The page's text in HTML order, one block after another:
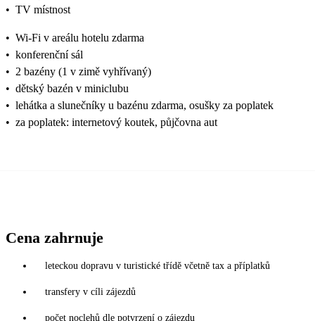
• TV místnost
• Wi-Fi v areálu hotelu zdarma
• konferenční sál
• 2 bazény (1 v zimě vyhřívaný)
• dětský bazén v miniclubu
• lehátka a slunečníky u bazénu zdarma, osušky za poplatek
• za poplatek: internetový koutek, půjčovna aut
Cena zahrnuje
leteckou dopravu v turistické třídě včetně tax a příplatků
transfery v cíli zájezdů
počet noclehů dle potvrzení o zájezdu